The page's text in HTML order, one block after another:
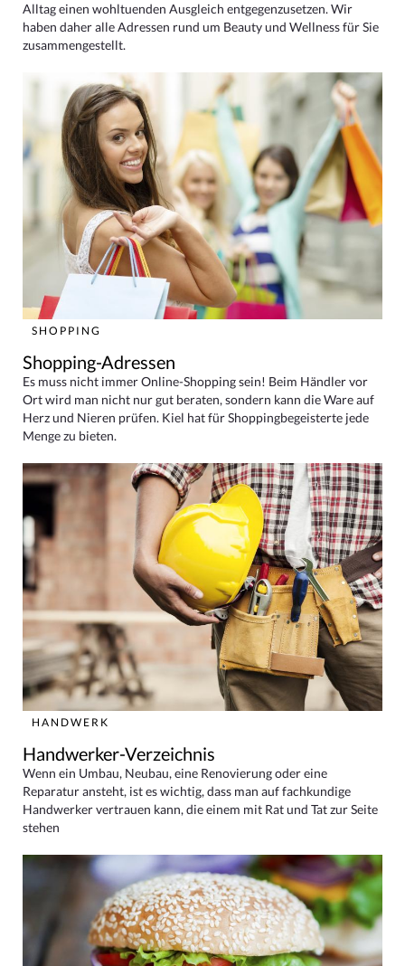
Alltag einen wohltuenden Ausgleich entgegenzusetzen. Wir
haben daher alle Adressen rund um Beauty und Wellness für Sie
zusammengestellt.
SHOPPING
Shopping-Adressen
Es muss nicht immer Online-Shopping sein! Beim Händler vor
Ort wird man nicht nur gut beraten, sondern kann die Ware auf
Herz und Nieren prüfen. Kiel hat für Shoppingbegeisterte jede
Menge zu bieten.
HANDWERK
Handwerker-Verzeichnis
Wenn ein Umbau, Neubau, eine Renovierung oder eine
Reparatur ansteht, ist es wichtig, dass man auf fachkundige
Handwerker vertrauen kann, die einem mit Rat und Tat zur Seite
stehen